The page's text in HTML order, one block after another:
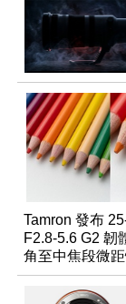
Tamron 發布
F2.8-5.6 G2 韌
角至中焦段微
升級